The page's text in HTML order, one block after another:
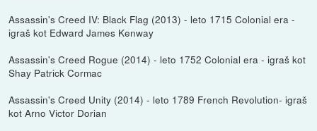
Assassin's Creed IV: Black Flag (2013) - leto 1715 Colonial era -
igraš kot Edward James Kenway
Assassin's Creed Rogue (2014) - leto 1752 Colonial era - igraš kot
Shay Patrick Cormac
Assassin's Creed Unity (2014) - leto 1789 French Revolution- igraš
kot Arno Victor Dorian